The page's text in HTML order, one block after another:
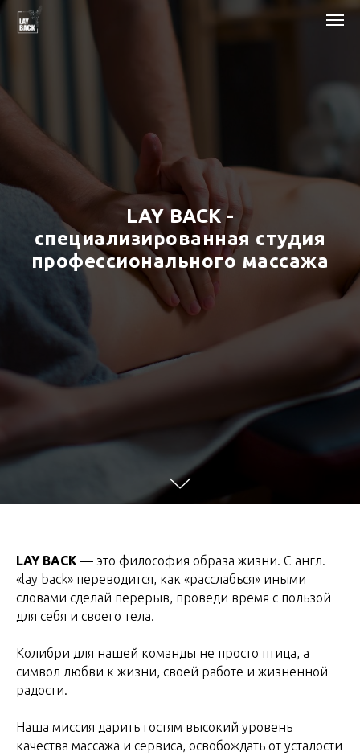
LAY BACK -
специализированная студия
профессионального массажа
LAY BACK — это философия образа жизни. С англ.
«lay back» переводится, как «расслабься» иными
словами сделай перерыв, проведи время с пользой
для себя и своего тела.
Колибри для нашей команды не просто птица, а
символ любви к жизни, своей работе и жизненной
радости.
Наша миссия дарить гостям высокий уровень
качества массажа и сервиса, освобождать от усталости